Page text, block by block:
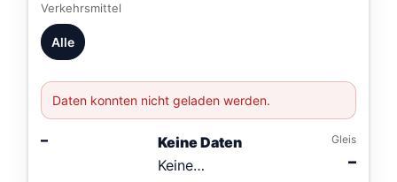
Verkehrsmittel
Alle
Daten konnten nicht geladen werden.
–
Keine Daten
Keine
Gleis
–